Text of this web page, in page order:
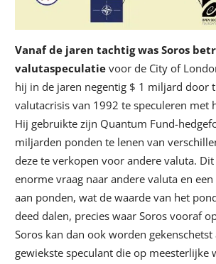
Vanaf de jaren tachtig was Soros
valutaspeculatie voor de City of
hij in de jaren negentig $ 1 miljard door
valutacrisis van 1992 te speculeren met
Hij gebruikte zijn Quantum Fund-
miljarden ponden te lenen van
deze te verkopen voor andere valuta. Dit
enorme vraag naar andere valuta en
aan ponden, wat de waarde van het
deed dalen, precies waar Soros vooraf
Soros kan dan ook worden
gewiekste speculant die op meesterlijke